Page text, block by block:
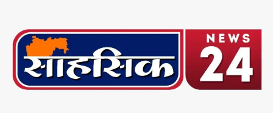
content